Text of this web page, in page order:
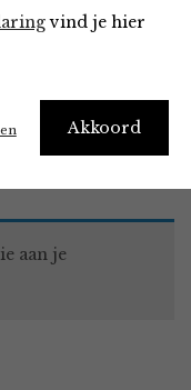
vind je hier
Akkoord
en Blouses
aan je